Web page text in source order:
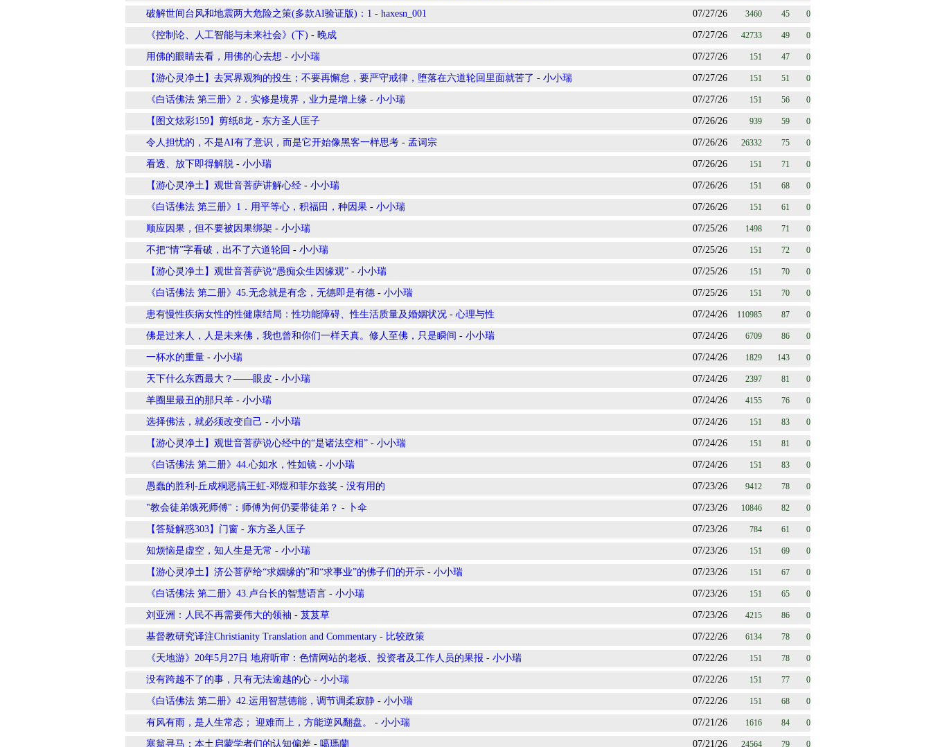
破解世间台风和地震两大危险之策(多款AI验证版)：1 - haxesn_001 07/27/26 3460 45 0
《控制论、人工智能与未来社会》(下) - 晚成 07/27/26 42733 49 0
用佛的眼睛去看，用佛的心去想 - 小小瑞 07/27/26 151 47 0
【游心灵净土】去冥界观狗的投生；不要再懈怠，要严守戒律，堕落在六道轮回里面就苦了 - 小小瑞 07/27/26 151 51 0
《白话佛法 第三册》2．实修是境界，业力是增上缘 - 小小瑞 07/27/26 151 56 0
【图文炫彩159】剪纸8龙 - 东方圣人匡子 07/26/26 939 59 0
令人担忧的，不是AI有了意识，而是它开始像黑客一样思考 - 孟词宗 07/26/26 26332 75 0
看透、放下即得解脱 - 小小瑞 07/26/26 151 71 0
【游心灵净土】观世音菩萨讲解心经 - 小小瑞 07/26/26 151 68 0
《白话佛法 第三册》1．用平等心，积福田，种因果 - 小小瑞 07/26/26 151 61 0
顺应因果，但不要被因果绑架 - 小小瑞 07/25/26 1498 71 0
不把“情”字看破，出不了六道轮回 - 小小瑞 07/25/26 151 72 0
【游心灵净土】观世音菩萨说“愚痴众生因缘观” - 小小瑞 07/25/26 151 70 0
《白话佛法 第二册》45.无念就是有念，无德即是有德 - 小小瑞 07/25/26 151 70 0
患有慢性疾病女性的性健康结局：性功能障碍、性生活质量及婚姻状况 - 心理与性 07/24/26 110985 87 0
佛是过来人，人是未来佛，我也曾和你们一样天真。修人至佛，只是瞬间 - 小小瑞 07/24/26 6709 86 0
一杯水的重量 - 小小瑞 07/24/26 1829 143 0
天下什么东西最大？——眼皮 - 小小瑞 07/24/26 2397 81 0
羊圈里最丑的那只羊 - 小小瑞 07/24/26 4155 76 0
选择佛法，就必须改变自己 - 小小瑞 07/24/26 151 83 0
【游心灵净土】观世音菩萨说心经中的“是诸法空相” - 小小瑞 07/24/26 151 81 0
《白话佛法 第二册》44.心如水，性如镜 - 小小瑞 07/24/26 151 83 0
愚蠢的胜利-丘成桐恶搞王虹-邓煜和菲尔兹奖 - 没有用的 07/23/26 9412 78 0
"教会徒弟饿死师傅"：师傅为何仍要带徒弟？ - 卜伞 07/23/26 10846 82 0
【答疑解惑303】门窗 - 东方圣人匡子 07/23/26 784 61 0
知烦恼是虚空，知人生是无常 - 小小瑞 07/23/26 151 69 0
【游心灵净土】济公菩萨给“求姻缘的”和“求事业”的佛子们的开示 - 小小瑞 07/23/26 151 67 0
《白话佛法 第二册》43.卢台长的智慧语言 - 小小瑞 07/23/26 151 65 0
刘亚洲：人民不再需要伟大的领袖 - 芨芨草 07/23/26 4215 86 0
基督教研究译注Christianity Translation and Commentary - 比较政策 07/22/26 6134 78 0
《天地游》20年5月27日 地府听审：色情网站的老板、投资者及工作人员的果报 - 小小瑞 07/22/26 151 78 0
没有跨越不了的事，只有无法逾越的心 - 小小瑞 07/22/26 151 77 0
《白话佛法 第二册》42.运用智慧德能，调节调柔寂静 - 小小瑞 07/22/26 151 68 0
有风有雨，是人生常态； 迎难而上，方能逆风翻盘。 - 小小瑞 07/21/26 1616 84 0
塞翁寻马：本土启蒙学者们的认知偏差 - 噶瑪蘭 07/21/26 24564 79 0